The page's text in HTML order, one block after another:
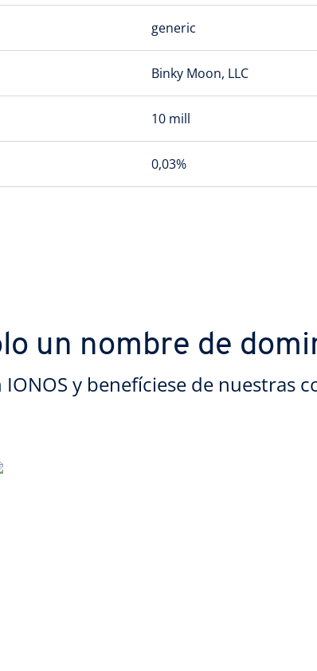
generic
Binky Moon, LLC
10 mill
0,03%
un nombre de
y benefíciese de nuestras